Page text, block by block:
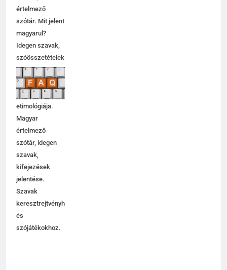
értelmező
szótár. Mit jelent
magyarul?
Idegen szavak,
szóösszetételek
jelentése,
magyarázata,
használata,
etimológiája.
Magyar
értelmező
szótár, idegen
szavak,
kifejezések
jelentése.
Szavak
keresztrejtvényhez
és
szójátékokhoz.